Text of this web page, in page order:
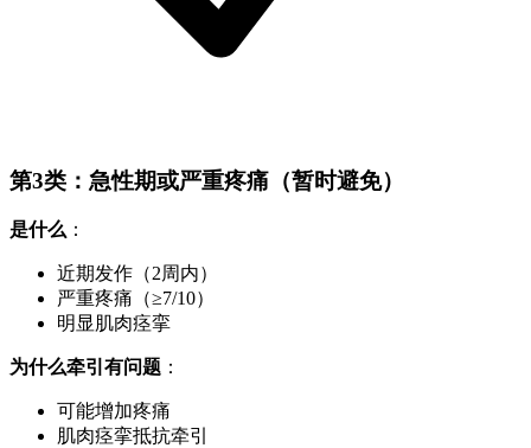
第3类：急性期或严重疼痛（暂时避免）
是什么 ：
近期发作（2周内）
严重疼痛（≥7/10）
明显肌肉痉挛
为什么牵引有问题 ：
可能增加疼痛
肌肉痉挛抵抗牵引